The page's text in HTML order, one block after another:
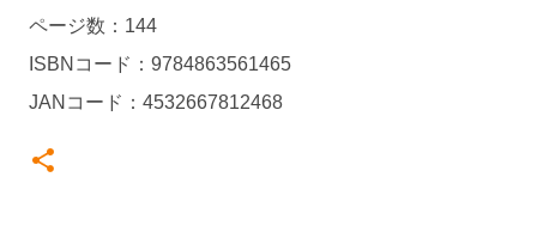
ページ数：144
ISBNコード：9784863561465
JANコード：4532667812468